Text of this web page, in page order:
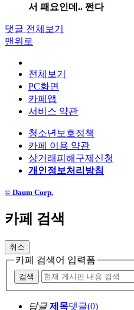
서 패요인데.. 쩐다
댓글 전체보기
맨위로
전체보기
PC화면
카페앱
서비스 약관
청소년보호정책
카페 이용 약관
상거래피해구제신청
개인정보처리방침
© Daum Corp.
카페 검색
취소
카페 검색어 입력폼
검색
답글 제목댓글(0)